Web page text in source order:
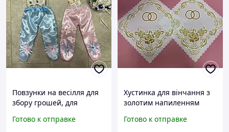
Повзунки на весілля для
збору грошей, для
Готово к отправке
Хустинка для вінчання з
золотим напиленням
Готово к отправке